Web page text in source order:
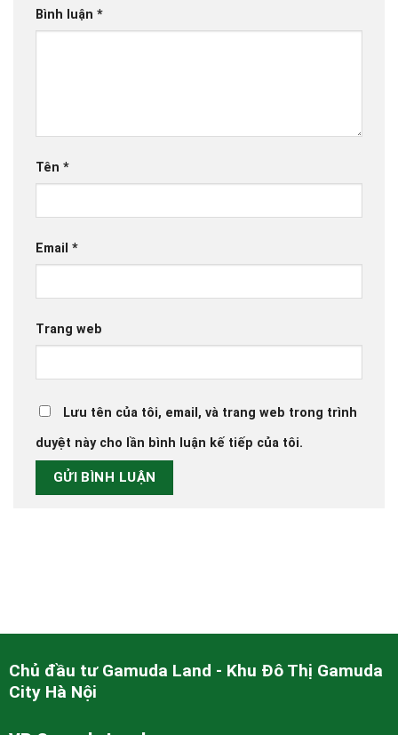
Bình luận *
Tên *
Email *
Trang web
Lưu tên của tôi, email, và trang web trong trình
duyệt này cho lần bình luận kế tiếp của tôi.
Chủ đầu tư Gamuda Land - Khu Đô Thị Gamuda
City Hà Nội